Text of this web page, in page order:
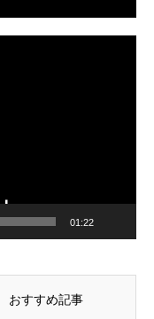
01:22
おすすめ記事